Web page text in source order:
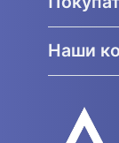
Наши